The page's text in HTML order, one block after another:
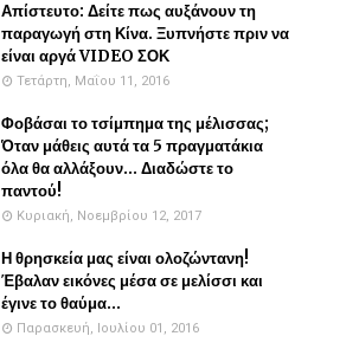
Απίστευτο: Δείτε πως αυξάνουν τη
παραγωγή στη Κίνα. Ξυπνήστε πριν να
είναι αργά VIDEO ΣΟΚ
Τετάρτη, Μαΐου 11, 2016
Φοβάσαι το τσίμπημα της μέλισσας;
Όταν μάθεις αυτά τα 5 πραγματάκια
όλα θα αλλάξουν... Διαδώστε το
παντού!
Κυριακή, Νοεμβρίου 12, 2017
Η θρησκεία μας είναι ολοζώντανη!
Έβαλαν εικόνες μέσα σε μελίσσι και
έγινε το θαύμα...
Παρασκευή, Ιουλίου 01, 2016